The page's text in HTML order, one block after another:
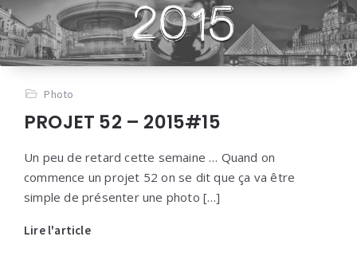
Photo
PROJET 52 – 2015#15
Un peu de retard cette semaine … Quand on
commence un projet 52 on se dit que ça va être
simple de présenter une photo […]
Lire l'article